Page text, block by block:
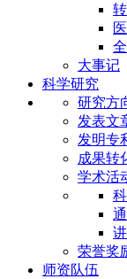
大事记
科学研究
研究方
发表文
发明专
成果转
学术活
荣誉奖
师资队伍